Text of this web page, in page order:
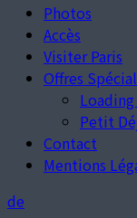
Photos
Accès
Visiter Paris
Offres
Petit
Contact
Mentions
de